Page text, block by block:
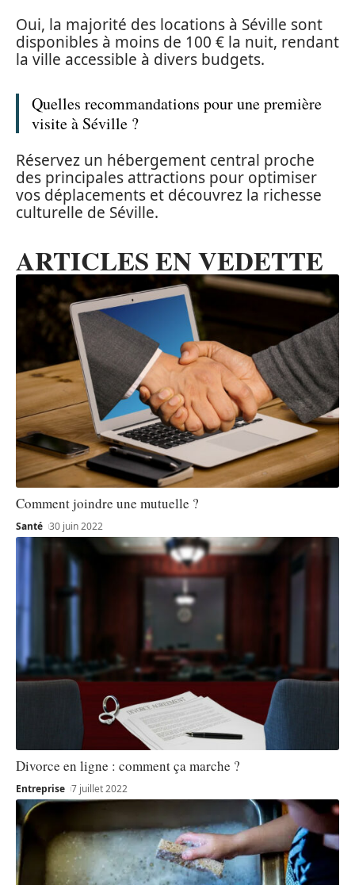
Oui, la majorité des locations à Séville sont
disponibles à moins de 100 € la nuit, rendant
la ville accessible à divers budgets.
Quelles recommandations pour une première
visite à Séville ?
Réservez un hébergement central proche
des principales attractions pour optimiser
vos déplacements et découvrez la richesse
culturelle de Séville.
ARTICLES EN VEDETTE
Comment joindre une mutuelle ?
Santé 30 juin 2022
Divorce en ligne : comment ça marche ?
Entreprise 7 juillet 2022